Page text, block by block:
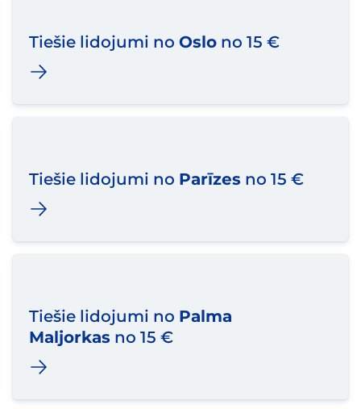
Tiešie lidojumi no Oslo no 15 €
Tiešie lidojumi no Parīzes no 15 €
Tiešie lidojumi no Palma
Maljorkas no 15 €